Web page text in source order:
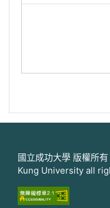
國立成功大學 版權所
Kung University all